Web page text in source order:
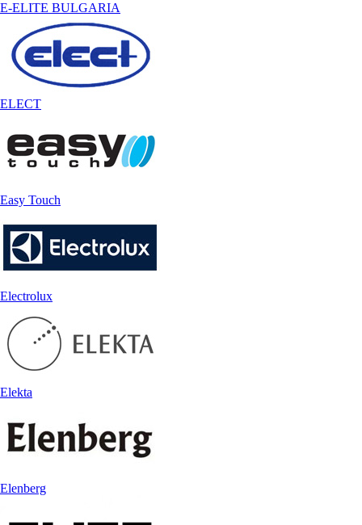
E-ELITE BULGARIA
ELECT
Easy Touch
Electrolux
Elekta
Elenberg